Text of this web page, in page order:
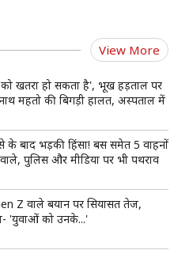
फ्रॉड का खतरा कम होता
से आसानी से रीसेट किया जा